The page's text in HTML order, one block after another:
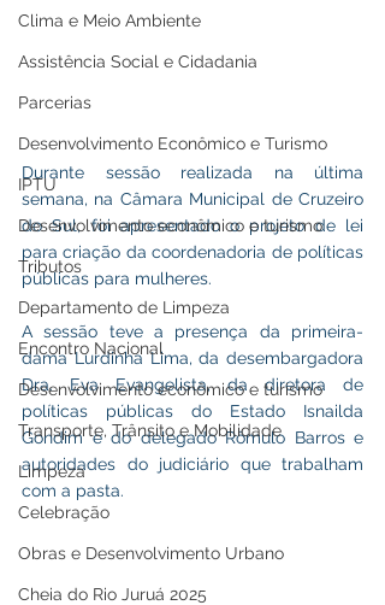
Clima e Meio Ambiente
Assistência Social e Cidadania
Parcerias
Desenvolvimento Econômico e Turismo
IPTU
Desenvolvimento econômico e turismo
Tributos
Departamento de Limpeza
Encontro Nacional
Desenvolvimento econômico e turismo
Transporte, Trânsito e Mobilidade
Limpeza
Celebração
Obras e Desenvolvimento Urbano
Cheia do Rio Juruá 2025
Durante sessão realizada na última
semana, na Câmara Municipal de Cruzeiro
do Sul, foi apresentado o projeto de lei
para criação da coordenadoria de políticas
públicas para mulheres.
A sessão teve a presença da primeira-
dama Lurdinha Lima, da desembargadora
Dra. Eva Evangelista, da diretora de
políticas públicas do Estado Isnailda
Gondim e do delegado Rômulo Barros e
autoridades do judiciário que trabalham
com a pasta.